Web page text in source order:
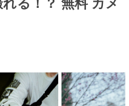
る！？ 無料 カメ